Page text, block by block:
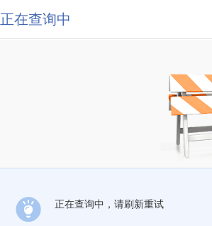
正在查询中
正在查询中，请刷新重试